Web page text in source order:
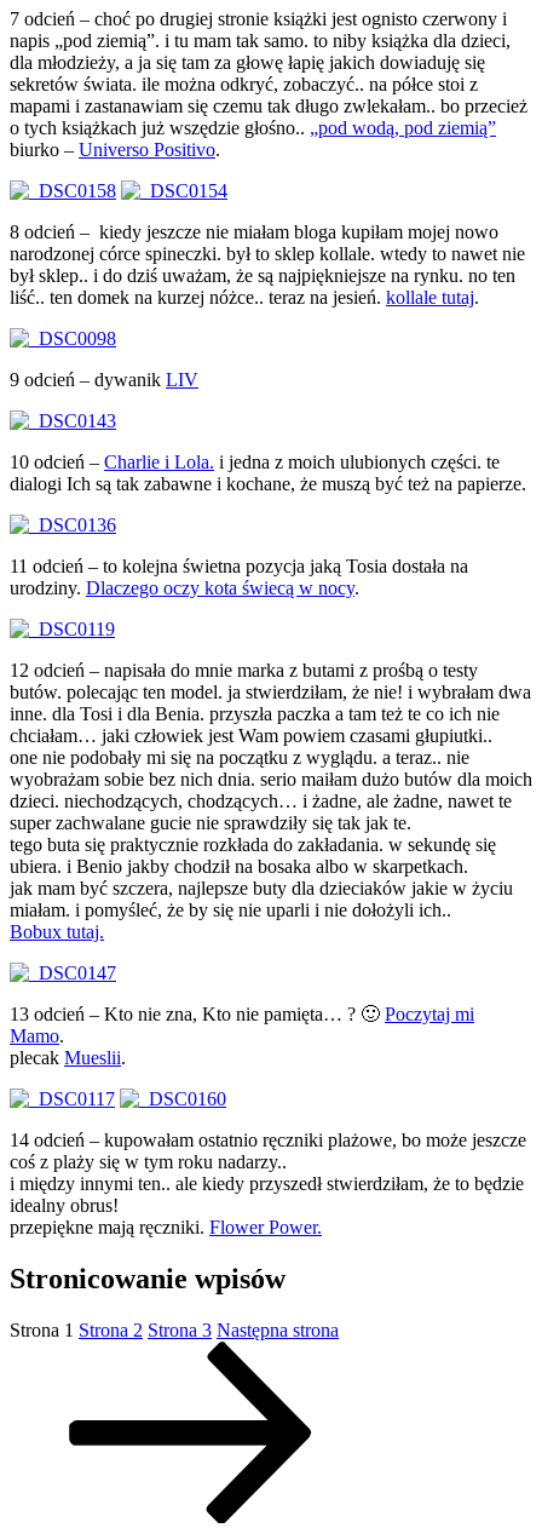
7 odcień – choć po drugiej stronie książki jest ognisto czerwony i
napis „pod ziemią”. i tu mam tak samo. to niby książka dla dzieci,
dla młodzieży, a ja się tam za głowę łapię jakich dowiaduję się
sekretów świata. ile można odkryć, zobaczyć.. na półce stoi z
mapami i zastanawiam się czemu tak długo zwlekałam.. bo przecież
o tych książkach już wszędzie głośno.. „pod wodą, pod ziemią”
biurko – Universo Positivo.
8 odcień – kiedy jeszcze nie miałam bloga kupiłam mojej nowo
narodzonej córce spineczki. był to sklep kollale. wtedy to nawet nie
był sklep.. i do dziś uważam, że są najpiękniejsze na rynku. no ten
liść.. ten domek na kurzej nóżce.. teraz na jesień. kollale tutaj.
9 odcień – dywanik LIV
10 odcień – Charlie i Lola. i jedna z moich ulubionych części. te
dialogi Ich są tak zabawne i kochane, że muszą być też na papierze.
11 odcień – to kolejna świetna pozycja jaką Tosia dostała na
urodziny. Dlaczego oczy kota świecą w nocy.
12 odcień – napisała do mnie marka z butami z prośbą o testy
butów. polecając ten model. ja stwierdziłam, że nie! i wybrałam dwa
inne. dla Tosi i dla Benia. przyszła paczka a tam też te co ich nie
chciałam… jaki człowiek jest Wam powiem czasami głupiutki..
one nie podobały mi się na początku z wyglądu. a teraz.. nie
wyobrażam sobie bez nich dnia. serio maiłam dużo butów dla moich
dzieci. niechodzących, chodzących… i żadne, ale żadne, nawet te
super zachwalane gucie nie sprawdziły się tak jak te.
tego buta się praktycznie rozkłada do zakładania. w sekundę się
ubiera. i Benio jakby chodził na bosaka albo w skarpetkach.
jak mam być szczera, najlepsze buty dla dzieciaków jakie w życiu
miałam. i pomyśleć, że by się nie uparli i nie dołożyli ich..
Bobux tutaj.
13 odcień – Kto nie zna, Kto nie pamięta… ? 🙂 Poczytaj mi
Mamo.
plecak Mueslii.
14 odcień – kupowałam ostatnio ręczniki plażowe, bo może jeszcze
coś z plaży się w tym roku nadarzy..
i między innymi ten.. ale kiedy przyszedł stwierdziłam, że to będzie
idealny obrus!
przepiękne mają ręczniki. Flower Power.
Stronicowanie wpisów
Strona 1 Strona 2 Strona 3 Następna strona